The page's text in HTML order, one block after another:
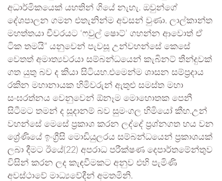
අධාර්මිකයෙක් යහතින් ගියේ නැහැ. ඔවුන්ගේ
දේශපාලන ගමන එතැනින්ම අවසන් වුණා. ලාල්කාන්ත
මහත්තයා චීවරයට ‘ෆවුල් ෂොට්’ ගහන්න ආවොත් ඒ
ටික තමයි” යනුවෙන් පැවසූ උන්වහන්සේ කෙසේ
වෙතත් අමාත්‍යවරයා සම්බන්ධයෙන් කැබිනට් තීන්දුවක්
ගත යුතු බව ද කියා සිටියහ.එමෙන්ම ශාසන සම්ප්‍රදාය
රකින මහානායක හිමිවරුන් ඇතුළු සමස්ත මහා
සංඝරත්නය වෙනුවෙන් ඕනෑම මොහොතක පෙනී
සිටීමට තමන් ද සූදානම් බව සුමංගල හිමියෝ කීහ.උන්
වහන්සේ මෙසේ ප්‍රකාශ කරන ලද්දේ ප්‍රශ්නගත හය වන
ශ්‍රේණියේ ඉංග්‍රීසි මොඩියුලරය සම්බන්ධයෙන් ප්‍රකාශයක්
ලබා දීමට ඊයේ(22) අපරාධ පරීක්ෂණ දෙපාර්තමේන්තුව
විසින් කරන ලද කැඳවීමකට අනුව එහි පැමිණි
අවස්ථාවේ මාධ්‍යවේදීන් අමතමිනි.